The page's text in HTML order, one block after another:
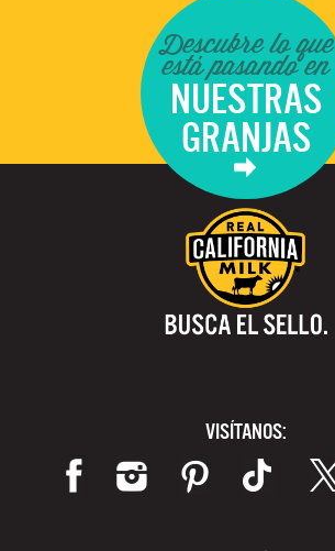
Descubre lo que
está pasando en
NUESTRAS
GRANJAS
VISÍTANOS: